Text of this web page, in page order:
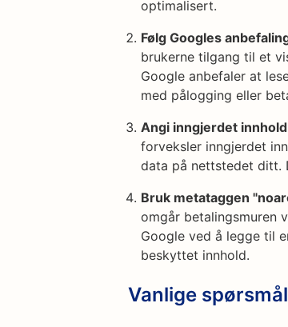
optimalisert.
Følg Googles
brukerne tilgang til et
Google anbefaler at
med pålogging eller
Angi inngjerdet
forveksler inngjerdet
data på nettstedet ditt.
Bruk metataggen
omgår betalingsmuren
Google ved å legge til
beskyttet innhold.
Vanlige spørsmål